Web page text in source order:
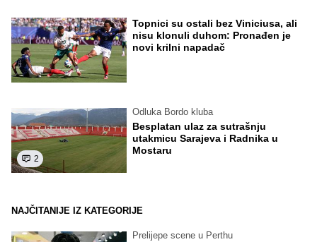
Topnici su ostali bez Viniciusa, ali
nisu klonuli duhom: Pronađen je
novi krilni napadač
2
Odluka Bordo kluba
Besplatan ulaz za sutrašnju
utakmicu Sarajeva i Radnika u
Mostaru
NAJČITANIJE IZ KATEGORIJE
Prelijepe scene u Perthu